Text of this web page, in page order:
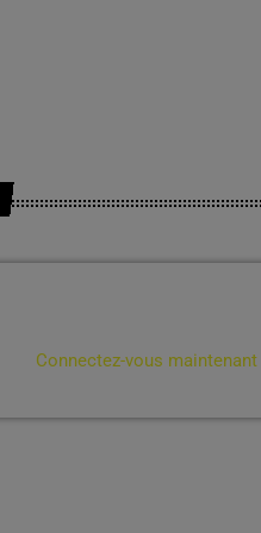
Connectez-vous maintenant